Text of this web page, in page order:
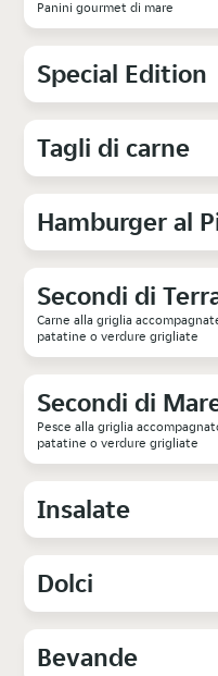
Panini gourmet di mare
Special Edition
Tagli di carne
Hamburger al
Secondi di
Carne alla griglia
patatine o verdure grigliate
Secondi di
Pesce alla griglia
patatine o verdure grigliate
Insalate
Dolci
Bevande